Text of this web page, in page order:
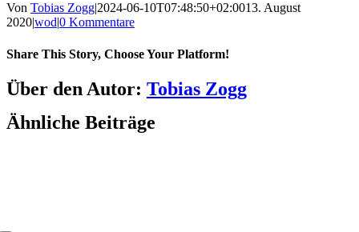
Von Tobias Zogg|2024-06-10T07:48:50+02:0013. August
2020|wod|0 Kommentare
Share This Story, Choose Your Platform!
Facebook
LinkedIn
WhatsApp
Telegram
Tumblr
Pinterest
Vk
Xing
E-
Mail
Über den Autor: Tobias Zogg
Ähnliche Beiträge